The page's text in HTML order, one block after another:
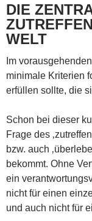
DIE
WELT
Im
minimale Kriterien
erfüllen sollte, die
Schon bei dieser
Frage des
bzw. auch
bekommt. Ohne
ein
nicht für einen
und auch nicht für